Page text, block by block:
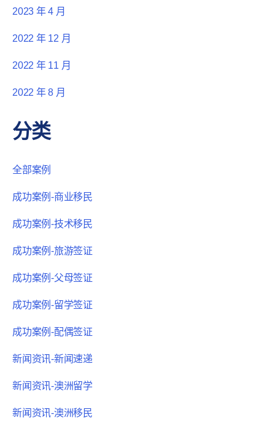
2023 年 4 月
2022 年 12 月
2022 年 11 月
2022 年 8 月
分类
全部案例
成功案例-商业移民
成功案例-技术移民
成功案例-旅游签证
成功案例-父母签证
成功案例-留学签证
成功案例-配偶签证
新闻资讯-新闻速递
新闻资讯-澳洲留学
新闻资讯-澳洲移民